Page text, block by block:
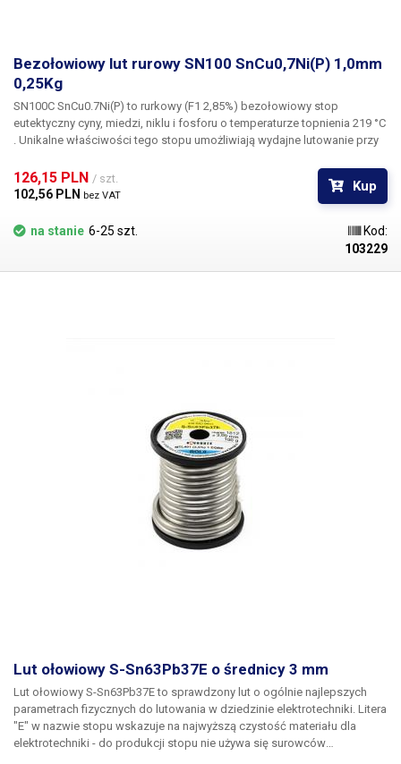
Bezołowiowy lut rurowy SN100 SnCu0,7Ni(P) 1,0mm
0,25Kg
SN100C SnCu0.7Ni(P) to rurkowy (F1 2,85%) bezołowiowy stop
eutektyczny cyny, miedzi, niklu i fosforu o temperaturze topnienia 219 °C
. Unikalne właściwości tego stopu umożliwiają wydajne lutowanie przy
mieszanka z dodatkiem fosforu znacznie zmniejsza tworzenie się żużla
w falach lutowniczych kąpieli cynowych, dobrą zwilżalność i minimalne
tworzenie się zwarć między pinami. Stop SN100 nadaje się do lutowania
THT, SMD lub lutowania na fali. SN100 wytwarza gładkie, błyszczące,
dobrze ukształtowane stożki, wolne od mikroskopijnych pęknięć,
dla bezołowiowej cyny Alpha Telecore+ 3,3% SAC305 250g 0,5 mm bez
126,15 PLN / szt.
102,56 PLN bez VAT
Kup
na stanie 6-25 szt.
Kod:
103229
Lut ołowiowy S-Sn63Pb37E o średnicy 3 mm
Lut ołowiowy S-Sn63Pb37Eto sprawdzony lut o ogólnie najlepszych
parametrach fizycznych do lutowania w dziedzinie elektrotechniki. Litera
"E" w nazwie stopu wskazuje na najwyższą czystość materiału dla
elektrotechniki - do produkcji stopu nie używa się surowców